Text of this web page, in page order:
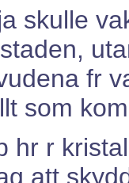
skulle
fr
som
hr r
att